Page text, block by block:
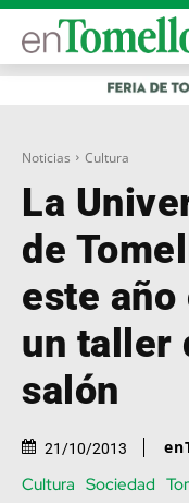
Noticias Cultura
La
de
este año
un taller
salón
21/10/2013
Cultura Sociedad